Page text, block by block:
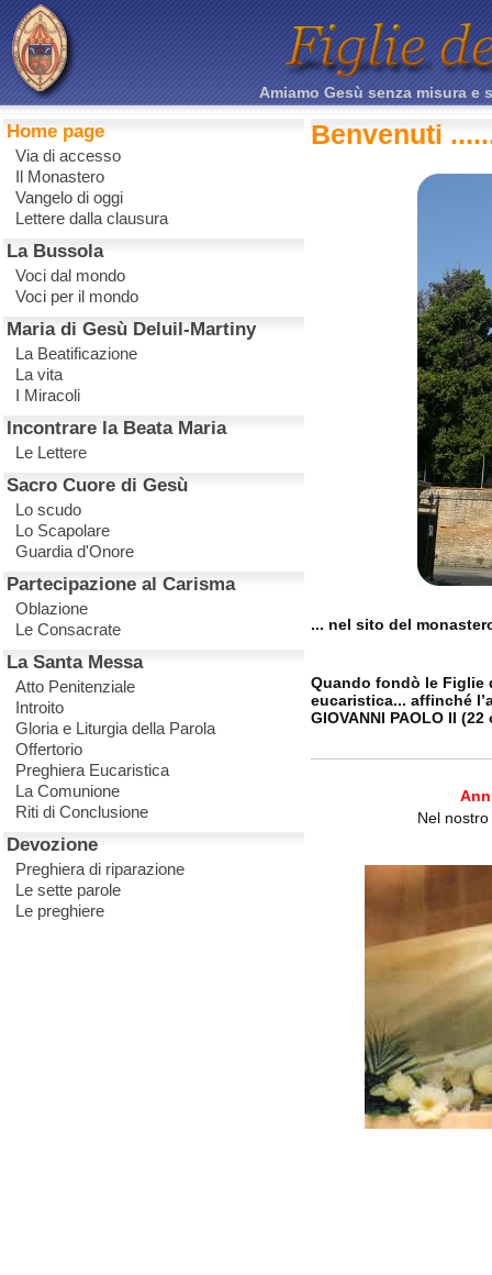
Amiamo Gesù senza misura
Home page
Via di accesso
Il Monastero
Vangelo di oggi
Lettere dalla clausura
La Bussola
Voci dal mondo
Voci per il mondo
Maria di Gesù Deluil-Martiny
La Beatificazione
La vita
I Miracoli
Incontrare la Beata Maria
Le Lettere
Sacro Cuore di Gesù
Lo scudo
Lo Scapolare
Guardia d'Onore
Partecipazione al Carisma
Oblazione
Le Consacrate
La Santa Messa
Atto Penitenziale
Introito
Gloria e Liturgia della Parola
Offertorio
Preghiera Eucaristica
La Comunione
Riti di Conclusione
Devozione
Preghiera di riparazione
Le sette parole
Le preghiere
Benvenuti
... nel sito del
Quando fondò le Figlie
eucaristica... affinché
GIOVANNI PAOLO II
Nel